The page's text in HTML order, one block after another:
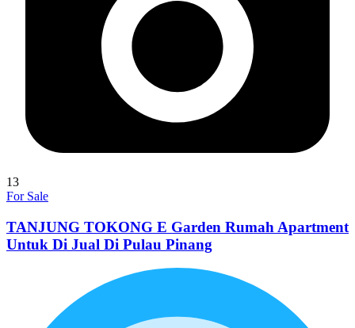
13
For Sale
TANJUNG TOKONG E Garden Rumah Apartment
Untuk Di Jual Di Pulau Pinang